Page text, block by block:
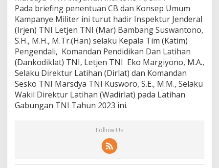
Pada briefing penentuan CB dan Konsep Umum
Kampanye Militer ini turut hadir Inspektur Jenderal
(Irjen) TNI Letjen TNI (Mar) Bambang Suswantono,
S.H., M.H., M.Tr.(Han) selaku Kepala Tim (Katim)
Pengendali, Komandan Pendidikan Dan Latihan
(Dankodiklat) TNI, Letjen TNI Eko Margiyono, M.A.,
Selaku Direktur Latihan (Dirlat) dan Komandan
Sesko TNI Marsdya TNI Kusworo, S.E., M.M., Selaku
Wakil Direktur Latihan (Wadirlat) pada Latihan
Gabungan TNI Tahun 2023 ini.
Follow Us